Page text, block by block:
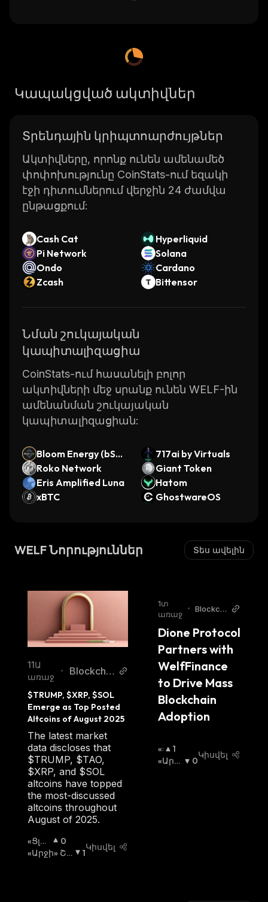
Կապակցված ակտիվներ
Տրենդային կրիպտոարժույթներ
Ակտիվները, որոնք ունեն ամենամեծ
փոփոխությունը CoinStats-ում եզակի
էջի դիտումներում վերջին 24 ժամվա
ընթացքում:
Cash Cat
Hyperliquid
Pi Network
Solana
Ondo
Cardano
Zcash
Bittensor
Նման շուկայական
կապիտալիզացիա
CoinStats-ում հասանելի բոլոր
ակտիվների մեջ սրանք ունեն WELF-ին
ամենանման շուկայական
կապիտալիզացիան:
Bloom Energy (bSto
cks Tokenized Stoc
k)
717ai by Virtuals
Roko Network
Giant Token
Eris Amplified Luna
Hatom
xBTC
GhostwareOS
WELF Նորություններ Տես ավելին
11Ա
առաջ
•
Blockchai
$TRUMP, $XRP, $SOL
Emerge as Top Posted
Altcoins of August 2025
The latest market
data discloses that
$TRUMP, $TAO,
$XRP, and $SOL
altcoins have topped
the most-discussed
altcoins throughout
August of 2025.
«Ցլի»
Շուկ
0
«Արջի» Շո
1
Կիսվել
1տ
առաջ
• Blockch
rter
Dione Protocol
Partners with
WelfFinance
to Drive Mass
Blockchain
Adoption
«Ց
Լ
1
«Արջ
0
Կիսվել